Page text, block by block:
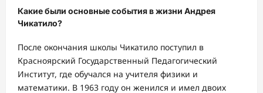
Какие были основные события в жизни Андрея
Чикатило?
После окончания школы Чикатило поступил в
Красноярский Государственный Педагогический
Институт, где обучался на учителя физики и
математики. В 1963 году он женился и имел двоих